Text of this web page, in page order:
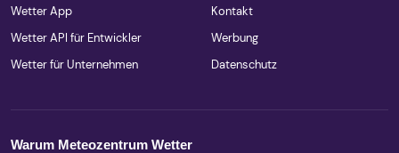
Wetter App
Wetter API für Entwickler
Wetter für Unternehmen
Kontakt
Werbung
Datenschutz
Warum Meteozentrum Wetter